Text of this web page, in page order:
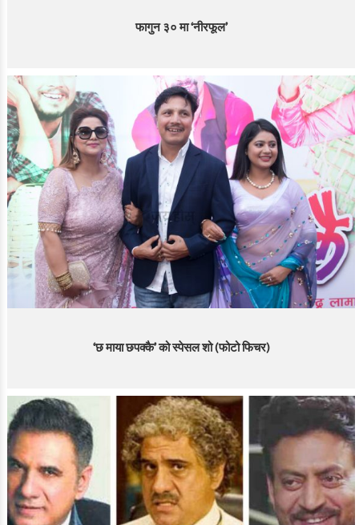
फागुन ३० मा ‘नीरफूल’
‘छ माया छपक्कै’ को स्पेसल शो (फोटो फिचर)